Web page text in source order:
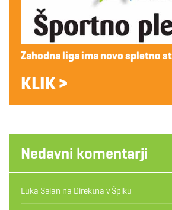
Zahodna liga ima novo spletno
KLIK >
Nedavni komentarji
Luka Selan na Direktna v Špiku